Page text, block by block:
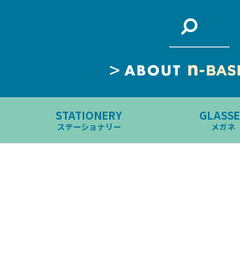
>
STATIONERY
ステーショナリー メガネ